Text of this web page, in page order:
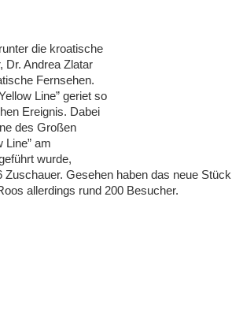
die kroatische
Dr. Andrea Zlatar
Fernsehen.
Line” geriet so
Ereignis. Dabei
des Großen
Line” am
wurde,
Zuschauer. Gesehen haben das neue
allerdings rund 200 Besucher.